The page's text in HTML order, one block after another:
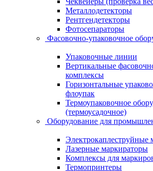
Металлодетекторы
Рентгендетекторы
Фотосепараторы
Фасовочно-упаковочное
Упаковочные линии
Вертикальные
комплексы
Горизонтальные
флоупак
Термоупаковочное
(термоусадочное)
Оборудование для
Электрокаплеструйные
Лазерные маркираторы
Комплексы для
Термопринтеры